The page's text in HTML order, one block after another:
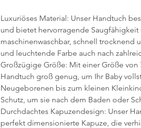
Luxuriöses Material: Unser Handtuch
und bietet hervorragende
maschinenwaschbar, schnell trocknend
und leuchtende Farbe auch nach
Großzügige Größe: Mit einer Größe von
Handtuch groß genug, um Ihr Baby
Neugeborenen bis zum kleinen
Schutz, um sie nach dem Baden oder
Durchdachtes Kapuzendesign: Unser
perfekt dimensionierte Kapuze, die